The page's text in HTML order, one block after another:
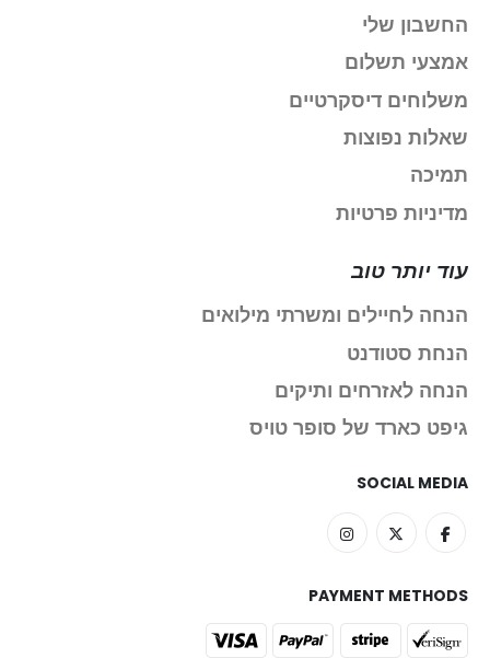
החשבון שלי
אמצעי תשלום
משלוחים דיסקרטיים
שאלות נפוצות
תמיכה
מדיניות פרטיות
עוד יותר טוב
הנחה לחיילים ומשרתי מילואים
הנחת סטודנט
הנחה לאזרחים ותיקים
גיפט כארד של סופר טויס
SOCIAL MEDIA
PAYMENT METHODS